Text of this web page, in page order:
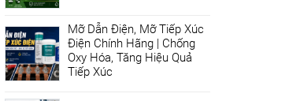
Mỡ Dẫn Điện, Mỡ Tiếp Xúc
Điện Chính Hãng | Chống
Oxy Hóa, Tăng Hiệu Quả
Tiếp Xúc